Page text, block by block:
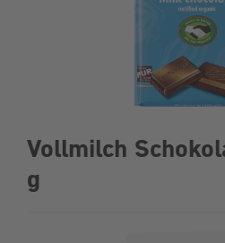
Vollmilch
g